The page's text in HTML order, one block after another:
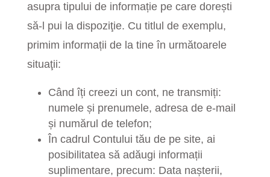
asupra tipului de informație pe care dorești
să-l pui la dispoziţie. Cu titlul de exemplu,
primim informații de la tine în următoarele
situaţii:
Când îți creezi un cont, ne transmiți:
numele și prenumele, adresa de e-mail
și numărul de telefon;
În cadrul Contului tău de pe site, ai
posibilitatea să adăugi informații
suplimentare, precum: Data nașterii,